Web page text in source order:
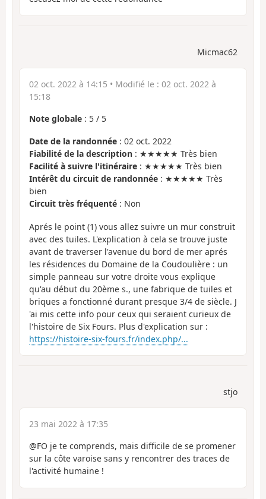
Micmac62
02 oct. 2022 à 14:15 • Modifié le : 02 oct. 2022 à
15:18
Note globale : 5 / 5
Date de la randonnée : 02 oct. 2022
Fiabilité de la description : ★★★★★ Très bien
Facilité à suivre l'itinéraire : ★★★★★ Très bien
Intérêt du circuit de randonnée : ★★★★★ Très
bien
Circuit très fréquenté : Non
Aprés le point (1) vous allez suivre un mur construit
avec des tuiles. L'explication à cela se trouve juste
avant de traverser l'avenue du bord de mer aprés
les résidences du Domaine de la Coudoulière : un
simple panneau sur votre droite vous explique
qu'au début du 20ème s., une fabrique de tuiles et
briques a fonctionné durant presque 3/4 de siècle. J
'ai mis cette info pour ceux qui seraient curieux de
l'histoire de Six Fours. Plus d'explication sur :
https://histoire-six-fours.fr/index.php/...
stjo
23 mai 2022 à 17:35
@FO je te comprends, mais difficile de se promener
sur la côte varoise sans y rencontrer des traces de
l'activité humaine !